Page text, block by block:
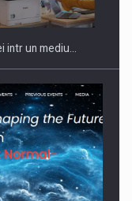
un mediu…